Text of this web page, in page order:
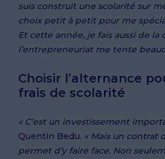
suis construit une scolarité sur
choix petit à petit pour me
Et cette année, je fais aussi de la
l’entrepreneuriat me tente
Choisir l’alternance
frais de scolarité
« C’est un investissement
Quentin Bedu. « Mais un contrat
permet d’y faire face. Non